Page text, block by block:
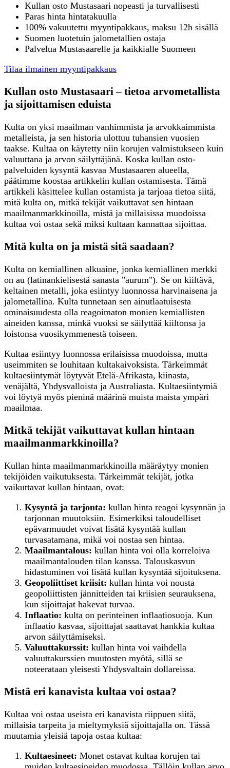
Kullan osto Mustasaari nopeasti ja turvallisesti
Paras hinta hintatakuulla
100% vakuutettu myyntipakkaus, maksu 12h sisällä
Suomen luotetuin jalometallien ostaja
Palvelua Mustasaarelle ja kaikkialle Suomeen
Tilaa ilmainen myyntipakkaus
Kullan osto Mustasaari – tietoa arvometallista
ja sijoittamisen eduista
Kulta on yksi maailman vanhimmista ja arvokkaimmista
metalleista, ja sen historia ulottuu tuhansien vuosien
taakse. Kultaa on käytetty niin korujen valmistukseen kuin
valuuttana ja arvon säilyttäjänä. Koska kullan osto-
palveluiden kysyntä kasvaa Mustasaaren alueella,
päätimme koostaa artikkelin kullan ostamisesta. Tämä
artikkeli käsittelee kullan ostamista ja tarjoaa tietoa siitä,
mitä kulta on, mitkä tekijät vaikuttavat sen hintaan
maailmanmarkkinoilla, mistä ja millaisissa muodoissa
kultaa voi ostaa sekä miksi kultaan kannattaa sijoittaa.
Mitä kulta on ja mistä sitä saadaan?
Kulta on kemiallinen alkuaine, jonka kemiallinen merkki
on au (latinankielisestä sanasta "aurum"). Se on kiiltävä,
keltainen metalli, joka esiintyy luonnossa harvinaisena ja
jalometallina. Kulta tunnetaan sen ainutlaatuisesta
ominaisuudesta olla reagoimaton monien kemiallisten
aineiden kanssa, minkä vuoksi se säilyttää kiiltonsa ja
loistonsa vuosikymmenestä toiseen.
Kultaa esiintyy luonnossa erilaisissa muodoissa, mutta
useimmiten se louhitaan kultakaivoksista. Tärkeimmät
kultaesiintymät löytyvät Etelä-Afrikasta, kiinasta,
venäjältä, Yhdysvalloista ja Australiasta. Kultaesiintymiä
voi löytyä myös pieninä määrinä muista maista ympäri
maailmaa.
Mitkä tekijät vaikuttavat kullan hintaan
maailmanmarkkinoilla?
Kullan hinta maailmanmarkkinoilla määräytyy monien
tekijöiden vaikutuksesta. Tärkeimmät tekijät, jotka
vaikuttavat kullan hintaan, ovat:
Kysyntä ja tarjonta: kullan hinta reagoi kysynnän ja
tarjonnan muutoksiin. Esimerkiksi taloudelliset
epävarmuudet voivat lisätä kysyntää kullan
turvasatamana, mikä voi nostaa sen hintaa.
Maailmantalous: kullan hinta voi olla korreloiva
maailmantalouden tilan kanssa. Talouskasvun
hidastuminen voi lisätä kullan kysyntää sijoituksena.
Geopoliittiset kriisit: kullan hinta voi nousta
geopoliittisten jännitteiden tai kriisien seurauksena,
kun sijoittajat hakevat turvaa.
Inflaatio: kulta on perinteinen inflaatiosuoja. Kun
inflaatio kasvaa, sijoittajat saattavat hankkia kultaa
arvon säilyttämiseksi.
Valuuttakurssit: kullan hinta voi vaihdella
valuuttakurssien muutosten myötä, sillä se
noteerataan yleisesti Yhdysvaltain dollareissa.
Mistä eri kanavista kultaa voi ostaa?
Kultaa voi ostaa useista eri kanavista riippuen siitä,
millaisia tarpeita ja mieltymyksiä sijoittajalla on. Tässä
muutamia yleisiä tapoja ostaa kultaa:
Kultaesineet: Monet ostavat kultaa korujen tai